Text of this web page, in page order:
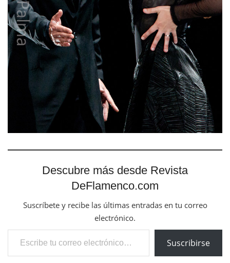
Descubre más desde Revista
DeFlamenco.com
Suscríbete y recibe las últimas entradas en tu correo
electrónico.
Escribe tu correo electrónico…
Suscribirse